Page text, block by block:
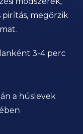
pirítás, megőrzik
3-4 perc
a húslevek